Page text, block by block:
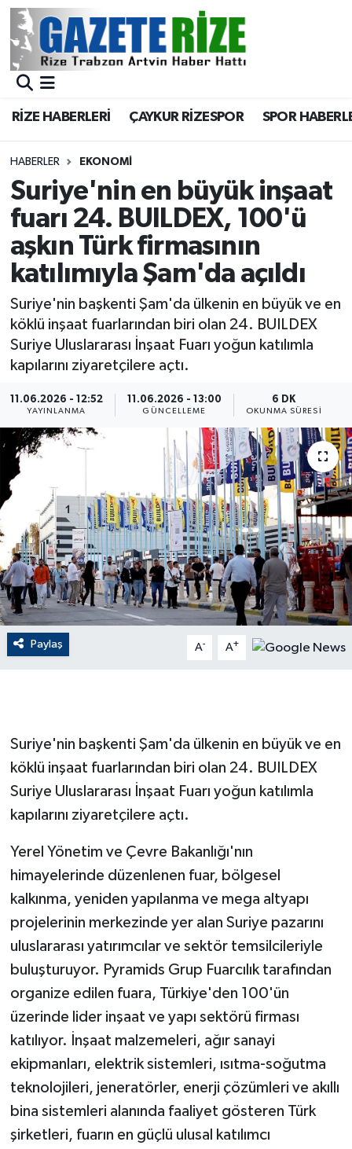
RİZE HABERLERİ ÇAYKUR RİZESPOR SPOR
HABERLER EKONOMİ
Suriye'nin en büyük inşaat
fuarı 24. BUILDEX, 100'ü
aşkın Türk firmasının
katılımıyla Şam'da açıldı
Suriye'nin başkenti Şam'da ülkenin en büyük ve en
köklü inşaat fuarlarından biri olan 24. BUILDEX
Suriye Uluslararası İnşaat Fuarı yoğun katılımla
kapılarını ziyaretçilere açtı.
11.06.2026 - 12:52
YAYINLANMA
11.06.2026 - 13:00
GÜNCELLEME
6 DK
OKUNMA SÜRESI
Paylaş A- A+
Suriye'nin başkenti Şam'da ülkenin en büyük ve en
köklü inşaat fuarlarından biri olan 24. BUILDEX
Suriye Uluslararası İnşaat Fuarı yoğun katılımla
kapılarını ziyaretçilere açtı.
Yerel Yönetim ve Çevre Bakanlığı'nın
himayelerinde düzenlenen fuar, bölgesel
kalkınma, yeniden yapılanma ve mega altyapı
projelerinin merkezinde yer alan Suriye pazarını
uluslararası yatırımcılar ve sektör temsilcileriyle
buluşturuyor. Pyramids Grup Fuarcılık tarafından
organize edilen fuara, Türkiye'den 100'ün
üzerinde lider inşaat ve yapı sektörü firması
katılıyor. İnşaat malzemeleri, ağır sanayi
ekipmanları, elektrik sistemleri, ısıtma-soğutma
teknolojileri, jeneratörler, enerji çözümleri ve akıllı
bina sistemleri alanında faaliyet gösteren Türk
şirketleri, fuarın en güçlü ulusal katılımcı
BÖLGEMİZ
Asayiş
Rize Jandarma Komutanlığı
Bilim Teknoloji
Bölge
Advertising news
Canlı Maç
Dış Haberler
Dünya
EĞİTİM
EKONOMİ
English News
Finans
Flaş Haber
GENEL
Güvenlik
HABERDE İNSAN
İNSAN
İş Dünyası
Jandarma
Kadın
KÜLTÜR SANAT
Otomobil
Merkez Nöbetçi Eczaneler
Merkez Trafik Yoğunluk Haritası
Süper Lig Puan Durumu ve Fikstür
Tüm Manşetler
Son Dakika Haberleri
Haber Arşivi